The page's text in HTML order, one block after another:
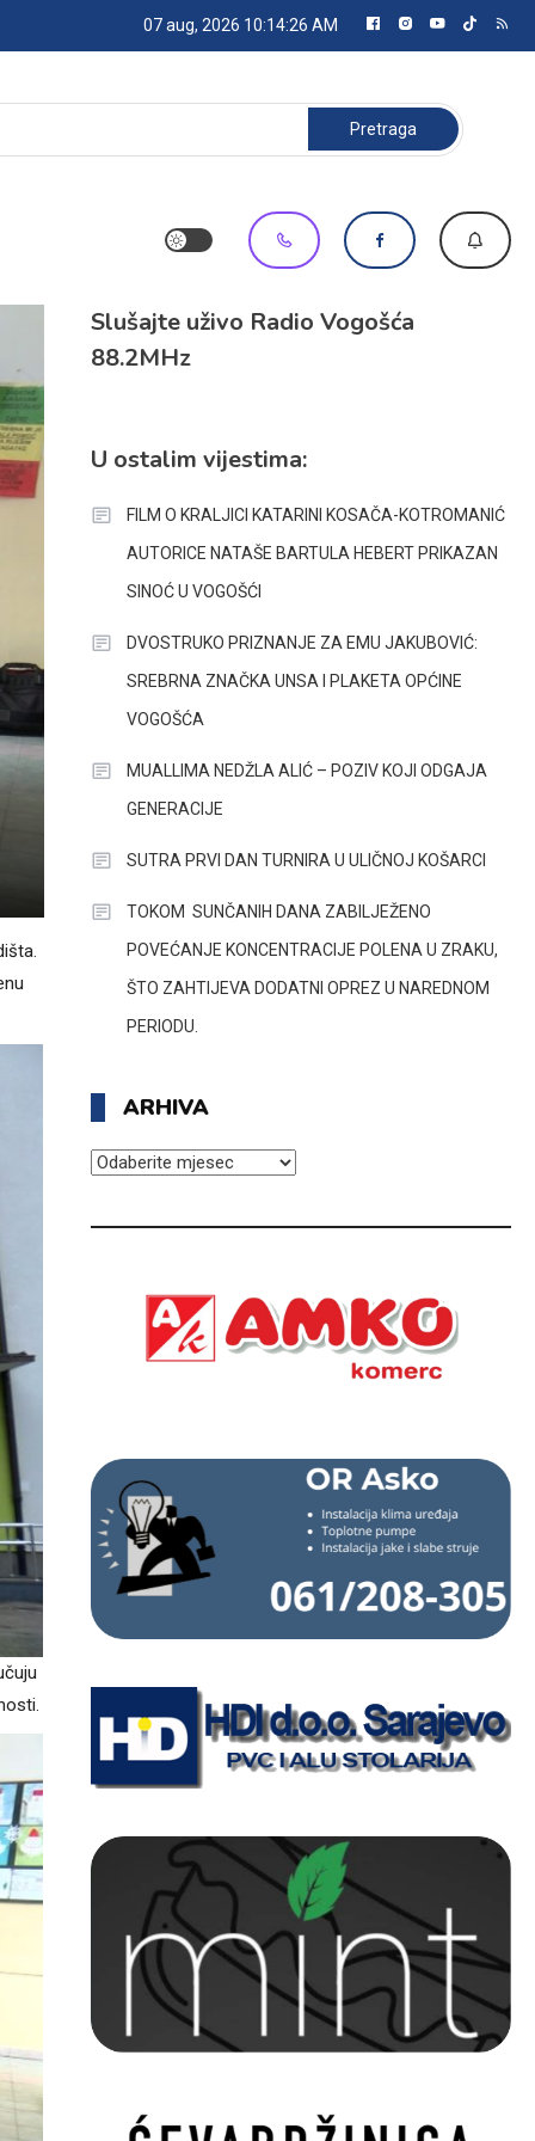
07 aug, 2026 10:14:28 AM
Pretraga:
Slušajte uživo Radio Vogošća
88.2MHz
U ostalim vijestima:
FILM O KRALJICI KATARINI KOSAČA-KOTROMANIĆ
AUTORICE NATAŠE BARTULA HEBERT PRIKAZAN
SINOĆ U VOGOŠĆI
DVOSTRUKO PRIZNANJE ZA EMU JAKUBOVIĆ:
SREBRNA ZNAČKA UNSA I PLAKETA OPĆINE
VOGOŠĆA
MUALLIMA NEDŽLA ALIĆ – POZIV KOJI ODGAJA
GENERACIJE
SUTRA PRVI DAN TURNIRA U ULIČNOJ KOŠARCI
TOKOM SUNČANIH DANA ZABILJEŽENO
POVEĆANJE KONCENTRACIJE POLENA U ZRAKU,
ŠTO ZAHTIJEVA DODATNI OPREZ U NAREDNOM
PERIODU.
ARHIVA
ARHIVA